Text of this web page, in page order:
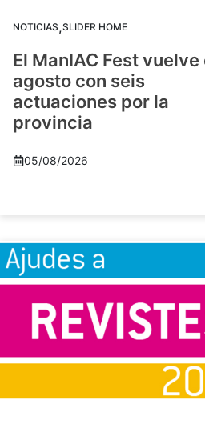
NOTICIAS,SLIDER HOME
El ManIAC Fest vuelve
agosto con seis
actuaciones por la
provincia
05/08/2026